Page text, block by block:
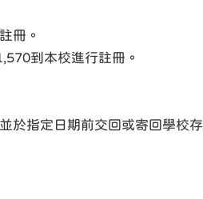
冊。
到本校進行註冊。
於指定日期前交回或寄回學校存